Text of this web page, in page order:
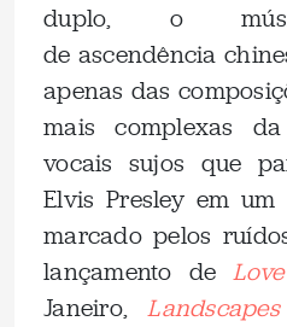
duplo, o
de ascendência
apenas das
mais complexas
vocais sujos que
Elvis Presley em
marcado pelos
lançamento de
Janeiro,